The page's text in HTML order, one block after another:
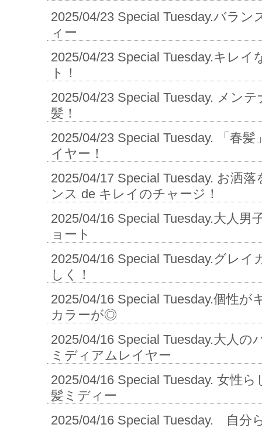
2025/04/23 Special Tuesday.バラ
ィー
2025/04/23 Special Tuesday.キレ
ト！
2025/04/23 Special Tuesday. メン
髪！
2025/04/23 Special Tuesday. 「春
イヤー！
2025/04/17 Special Tuesday. お洒
ンス de キレイのチャージ！
2025/04/16 Special Tuesday.大人男
ョート
2025/04/16 Special Tuesday.グレイ
しく！
2025/04/16 Special Tuesday.個性
カラーが◎
2025/04/16 Special Tuesday.大人の
ミディアムレイヤー
2025/04/16 Special Tuesday. 女性
髪ミディー
2025/04/16 Special Tuesday. 自分